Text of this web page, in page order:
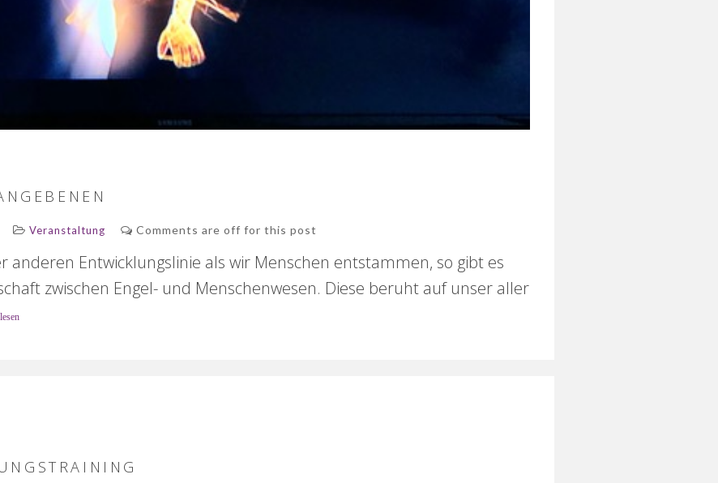
Veranstaltung Comments are off for this post
anderen Entwicklungslinie als wir Menschen entstammen, so gibt es
zwischen Engel- und Menschenwesen. Diese beruht auf unser aller